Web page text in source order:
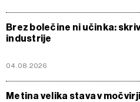
Brez bolečine ni učinka:
industrije
04.08.2026
Metina velika stava v